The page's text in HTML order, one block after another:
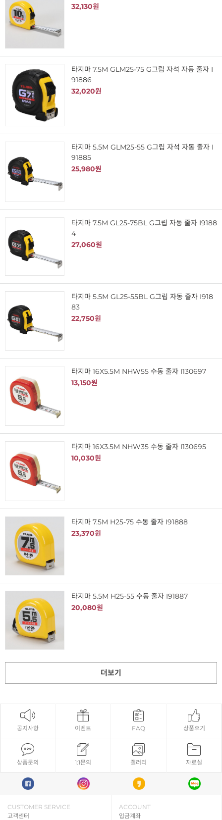
32,130원
타지마 7.5M GLM25-75 G그립 자석 자동 줄자 I
91886
32,020원
타지마 5.5M GLM25-55 G그립 자석 자동 줄자 I
91885
25,980원
타지마 7.5M GL25-75BL G그립 자동 줄자 I9188
4
27,060원
타지마 5.5M GL25-55BL G그립 자동 줄자 I918
83
22,750원
타지마 16X5.5M NHW55 수동 줄자 I130697
13,150원
타지마 16X3.5M NHW35 수동 줄자 I130695
10,030원
타지마 7.5M H25-75 수동 줄자 I91888
23,370원
타지마 5.5M H25-55 수동 줄자 I91887
20,080원
더보기
공지사항 이벤트 FAQ 상품후기
상품문의 1:1문의 갤러리 자료실
CUSTOMER SERVICE
고객센터
ACCOUNT
입금계좌